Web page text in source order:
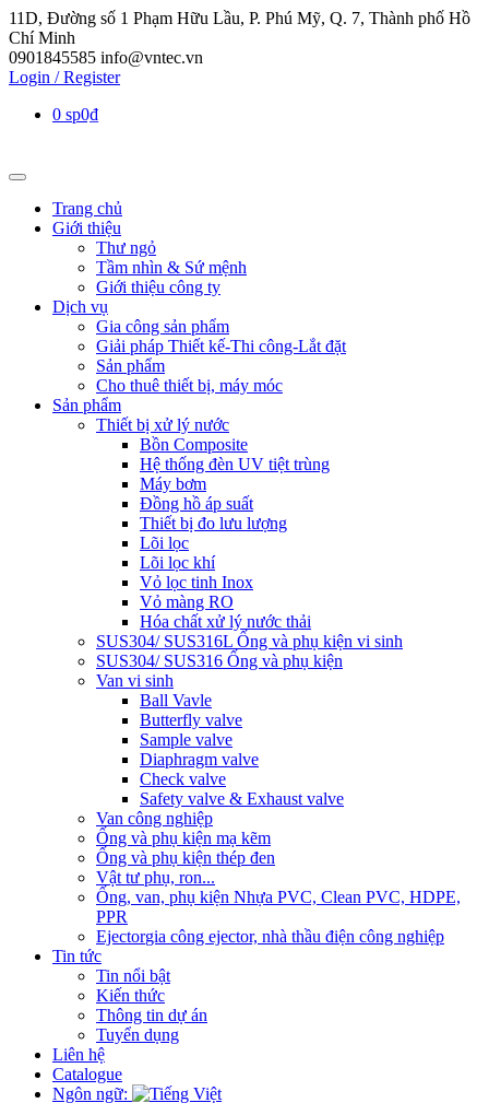
11D, Đường số 1 Phạm Hữu Lầu, P. Phú Mỹ, Q. 7, Thành phố Hồ
Chí Minh
0901845585 info@vntec.vn
Login / Register
0 sp0₫
Trang chủ
Giới thiệu
Thư ngỏ
Tầm nhìn & Sứ mệnh
Giới thiệu công ty
Dịch vụ
Gia công sản phẩm
Giải pháp Thiết kế-Thi công-Lắt đặt
Sản phẩm
Cho thuê thiết bị, máy móc
Sản phẩm
Thiết bị xử lý nước
Bồn Composite
Hệ thống đèn UV tiệt trùng
Máy bơm
Đồng hồ áp suất
Thiết bị đo lưu lượng
Lõi lọc
Lõi lọc khí
Vỏ lọc tinh Inox
Vỏ màng RO
Hóa chất xử lý nước thải
SUS304/ SUS316L Ống và phụ kiện vi sinh
SUS304/ SUS316 Ống và phụ kiện
Van vi sinh
Ball Vavle
Butterfly valve
Sample valve
Diaphragm valve
Check valve
Safety valve & Exhaust valve
Van công nghiệp
Ống và phụ kiện mạ kẽm
Ống và phụ kiện thép đen
Vật tư phụ, ron...
Ống, van, phụ kiện Nhựa PVC, Clean PVC, HDPE,
PPR
Ejectorgia công ejector, nhà thầu điện công nghiệp
Tin tức
Tin nổi bật
Kiến thức
Thông tin dự án
Tuyển dụng
Liên hệ
Catalogue
Ngôn ngữ: